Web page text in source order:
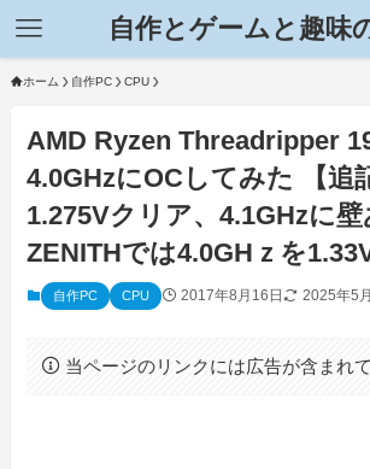
自作とゲームと趣味
ホーム 自作PC CPU
AMD Ryzen Threadripper
4.0GHzにOCしてみた 【追
1.275Vクリア、4.1GHzに壁
ZENITHでは4.0GHｚを
自作PC CPU 2017年8月16日 2025年5
当ページのリンクには広告が含まれて